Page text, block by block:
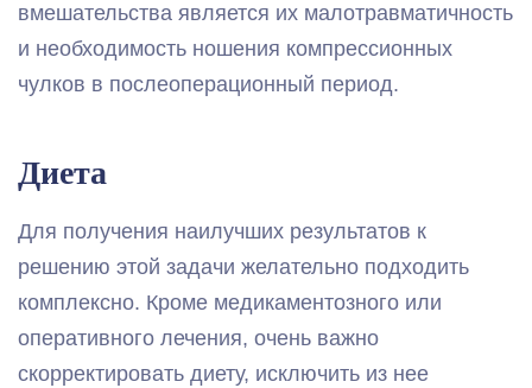
вмешательства является их малотравматичность
и необходимость ношения компрессионных
чулков в послеоперационный период.
Диета
Для получения наилучших результатов к
решению этой задачи желательно подходить
комплексно. Кроме медикаментозного или
оперативного лечения, очень важно
скорректировать диету, исключить из нее